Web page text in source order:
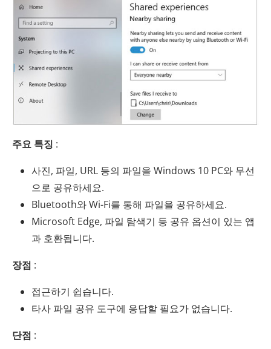
주요 특징 :
사진, 파일, URL 등의 파일을 Windows 10 PC와 무선
으로 공유하세요.
Bluetooth와 Wi-Fi를 통해 파일을 공유하세요.
Microsoft Edge, 파일 탐색기 등 공유 옵션이 있는 앱
과 호환됩니다.
장점 :
접근하기 쉽습니다.
타사 파일 공유 도구에 응답할 필요가 없습니다.
단점 :